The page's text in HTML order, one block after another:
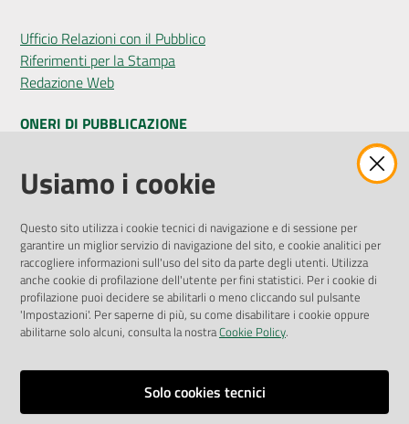
Ufficio Relazioni con il Pubblico
Riferimenti per la Stampa
Redazione Web
ONERI DI PUBBLICAZIONE
Amministrazione Trasparente
Pubblicità legale
Privacy Policy
Attuazione Misure PNRR
Liste di Attesa
ENTI, IMPRESE E PARTNER
Fatturazione Elettronica
Richiesta Patrocinio
Usiamo i cookie
Questo sito utilizza i cookie tecnici di navigazione e di sessione per
garantire un miglior servizio di navigazione del sito, e cookie analitici per
raccogliere informazioni sull'uso del sito da parte degli utenti. Utilizza
anche cookie di profilazione dell'utente per fini statistici. Per i cookie di
profilazione puoi decidere se abilitarli o meno cliccando sul pulsante
'Impostazioni'. Per saperne di più, su come disabilitare i cookie oppure
abilitarne solo alcuni, consulta la nostraCookie Policy.
Solo cookies tecnici